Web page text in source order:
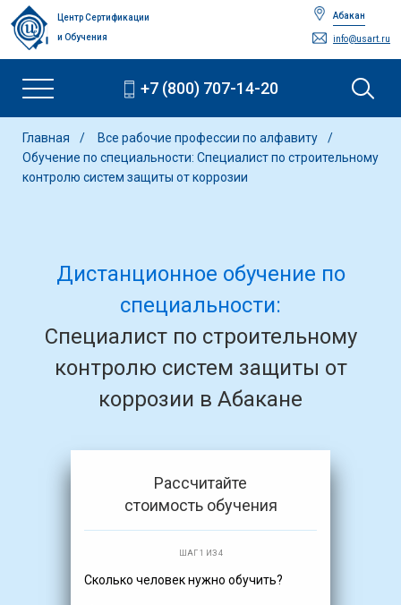
Центр Сертификации
и Обучения
Абакан
info@usart.ru
+7 (800) 707-14-20
Главная
Все рабочие профессии по алфавиту
Обучение по специальности: Специалист по строительному
контролю систем защиты от коррозии
Дистанционное обучение по
специальности:
Специалист по строительному
контролю систем защиты от
коррозии в Абакане
Рассчитайте
стоимость обучения
ШАГ 1 ИЗ 4
Сколько человек нужно обучить?